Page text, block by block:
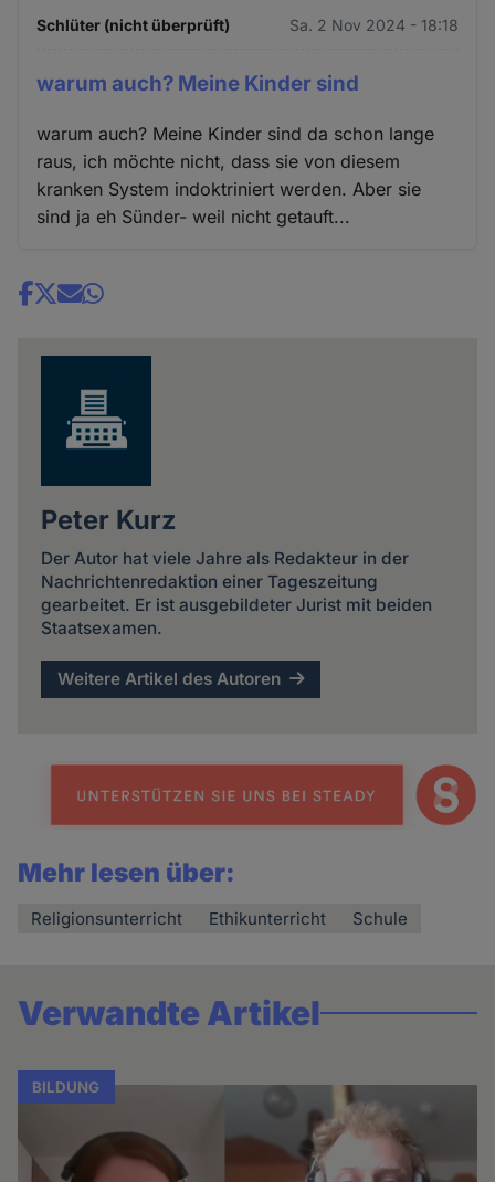
Schlüter (nicht überprüft) Sa. 2 Nov 2024 - 18:18
warum auch? Meine Kinder sind
warum auch? Meine Kinder sind da schon lange
raus, ich möchte nicht, dass sie von diesem
kranken System indoktriniert werden. Aber sie
sind ja eh Sünder- weil nicht getauft...
Share
Peter Kurz
Der Autor hat viele Jahre als Redakteur in der
Nachrichtenredaktion einer Tageszeitung
gearbeitet. Er ist ausgebildeter Jurist mit beiden
Staatsexamen.
Weitere Artikel des Autoren
Mehr lesen über:
Religionsunterricht Ethikunterricht Schule
Verwandte Artikel
BILDUNG